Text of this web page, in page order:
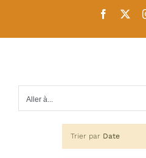
Facebook
Aller à...
Trier par Date